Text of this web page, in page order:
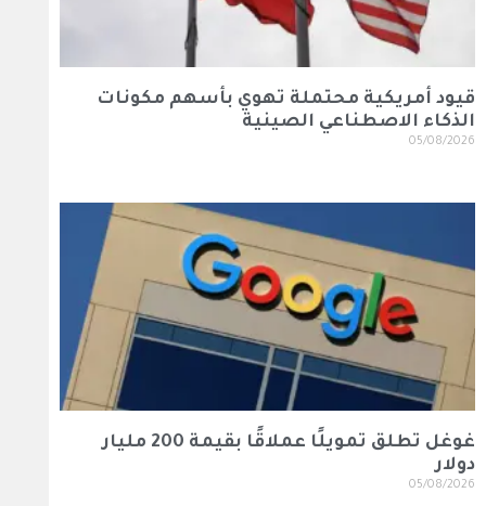
قيود أمريكية محتملة تهوي بأسهم مكونات
الذكاء الاصطناعي الصينية
05/08/2026
غوغل تطلق تمويلًا عملاقًا بقيمة 200 مليار
دولار
05/08/2026